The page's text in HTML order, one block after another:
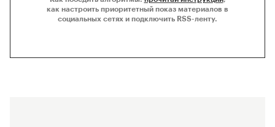
как настроить приоритетный показ материалов в
социальных сетях и подключить RSS-ленту.